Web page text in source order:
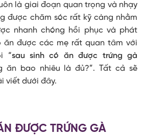
là giai đoạn quan trọng và nhạy
được chăm sóc rất kỹ càng nhằm
nhanh chóng hồi phục và phát
ăn được các mẹ rất quan tâm với
“sau sinh có ăn được trứng gà
ăn bao nhiêu là đủ?”. Tất cả sẽ
viết dưới đây.
ĐƯỢC TRỨNG GÀ